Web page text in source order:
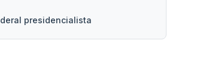
presidencialista